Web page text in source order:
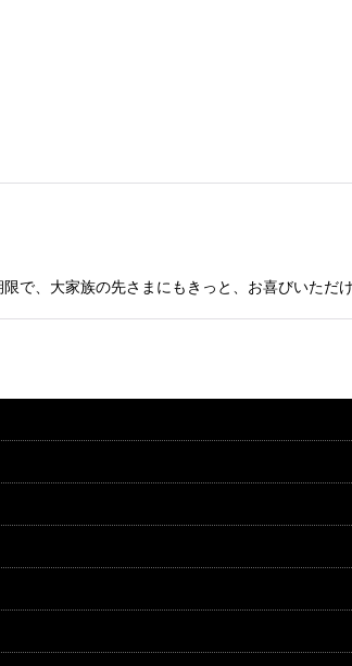
で、大家族の先さまにもきっと、お喜びいただけ